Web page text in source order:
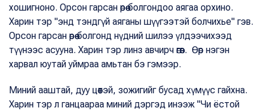
хошигноно. Орсон гарсан өрөө болгондоо аягаа орхино.
Харин тэр "энд тэндгүй аяганы шүүгээтэй болчихье" гэв.
Орсон гарсан өрөө болгонд нүдний шилээ үлдээчихээд
түүнээс асууна. Харин тэр линз авчирч өгөв. Өөр нэгэн
харвал юутай уймраа амьтан бэ гэмээр.
Миний ааштай, дуу цөөтэй, зожигийг бусад хүмүүс гайхна.
Харин тэр л ганцаараа миний дэргэд инээж "Чи ёстой